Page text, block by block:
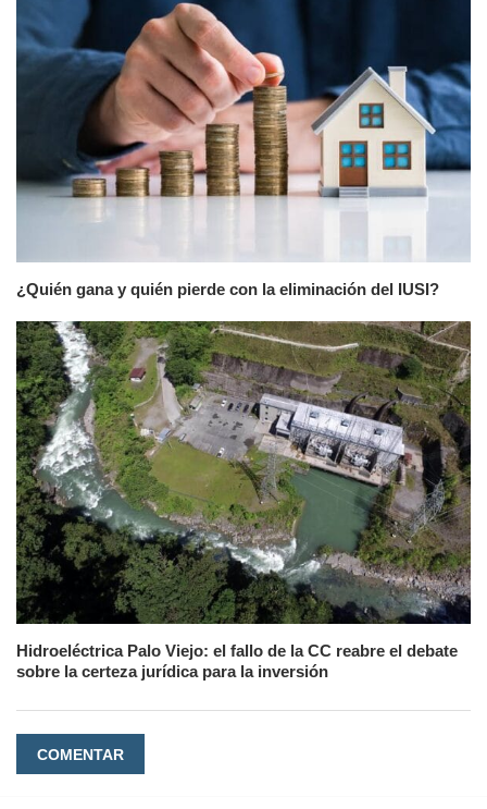
¿Quién gana y quién pierde con la eliminación del IUSI?
Hidroeléctrica Palo Viejo: el fallo de la CC reabre el debate
sobre la certeza jurídica para la inversión
COMENTAR